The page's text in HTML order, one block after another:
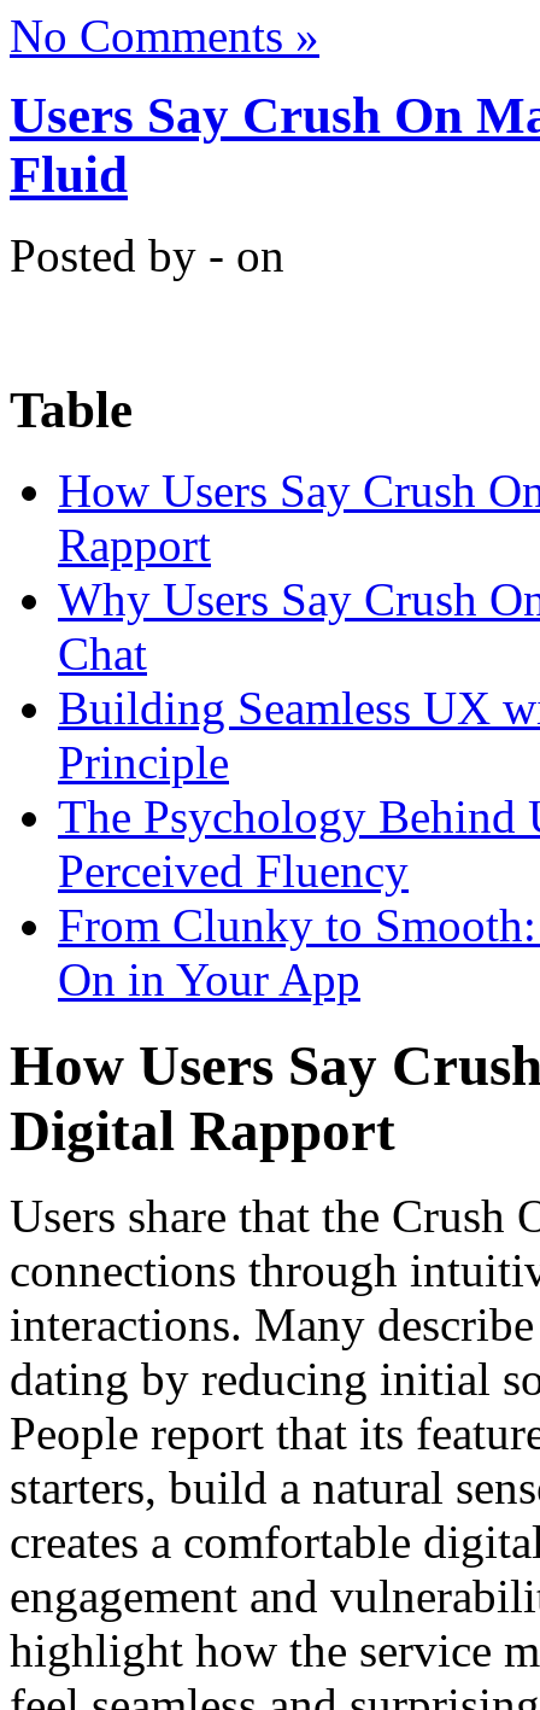
No Comments »
Users Say Crush On
Fluid
Posted by - on
Table
How Users Say Crush
Rapport
Why Users Say Crush
Chat
Building Seamless UX
Principle
The Psychology Behind
Perceived Fluency
From Clunky to
On in Your App
How Users Say
Digital Rapport
Users share that the Crush
connections through
interactions. Many
dating by reducing initial
People report that its
starters, build a natural
creates a comfortable
engagement and
highlight how the service